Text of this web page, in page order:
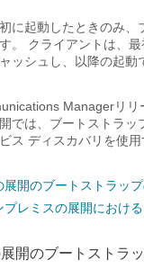
に起動したときのみ、
。 クライアントは、
ッシュし、以降の起動
Managerリ
では、ブートストラッ
ス ディスカバリを使
展開のブートストラッ
プレミスの展開におけ
開のブートストラ